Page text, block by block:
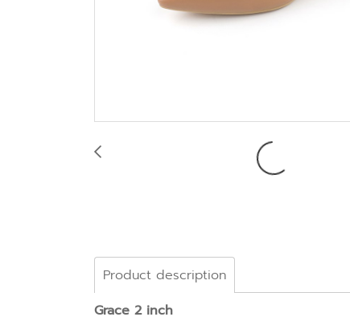
Product description
Grace 2 inch